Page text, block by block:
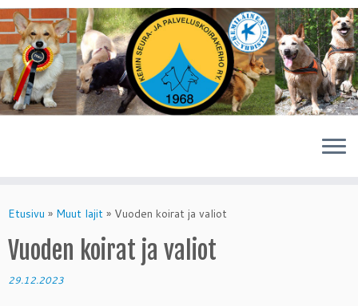
toEtusivu » Muut lajit » Vuoden koirat ja valiot
Vuoden koirat ja valiot
29.12.2023